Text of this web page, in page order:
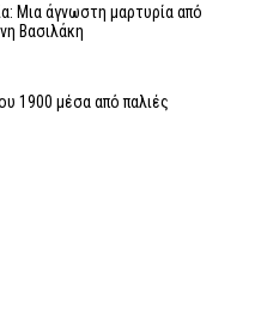
Μια άγνωστη μαρτυρία από
Βασιλάκη
1900 μέσα από παλιές